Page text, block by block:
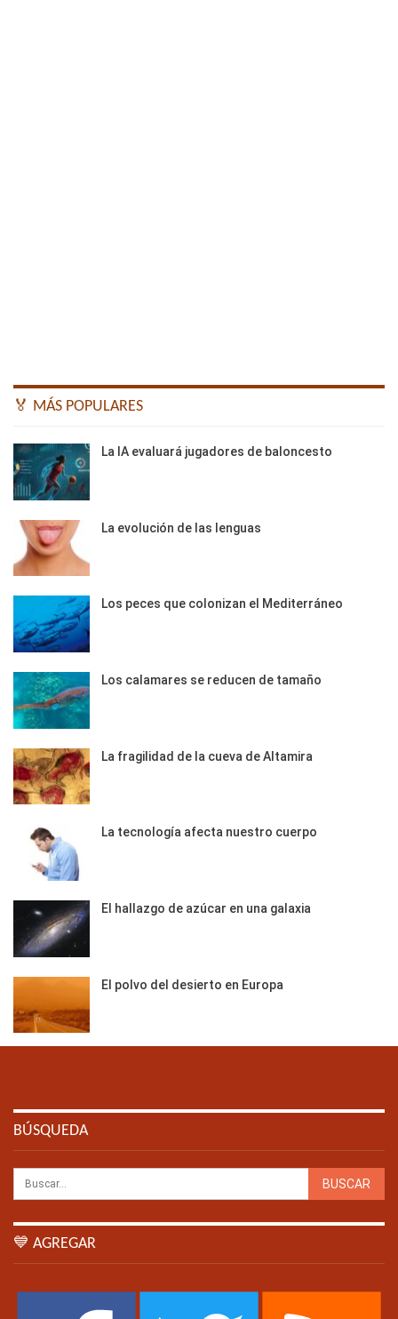
🏅 MÁS POPULARES
La IA evaluará jugadores de baloncesto
La evolución de las lenguas
Los peces que colonizan el Mediterráneo
Los calamares se reducen de tamaño
La fragilidad de la cueva de Altamira
La tecnología afecta nuestro cuerpo
El hallazgo de azúcar en una galaxia
El polvo del desierto en Europa
BÚSQUEDA
💙 AGREGAR